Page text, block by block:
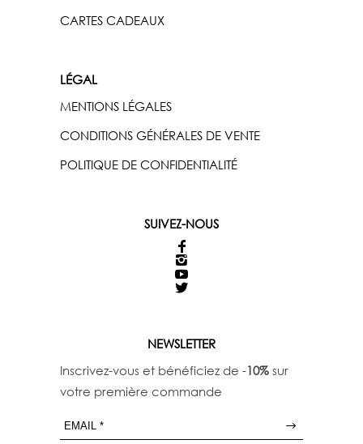
CARTES CADEAUX
LÉGAL
MENTIONS LÉGALES
CONDITIONS GÉNÉRALES DE VENTE
POLITIQUE DE CONFIDENTIALITÉ
SUIVEZ-NOUS
NEWSLETTER
Inscrivez-vous et bénéficiez de -10% sur
votre première commande